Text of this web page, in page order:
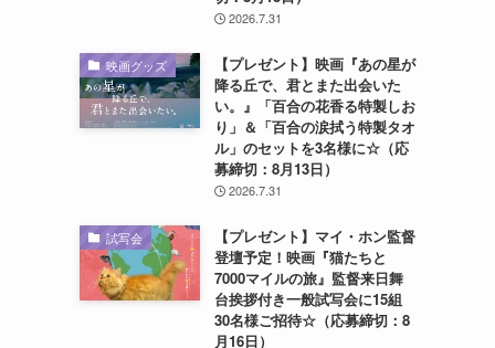
2026.7.31
映画グッズ
【プレゼント】映画『あの星が
降る丘で、君とまた出会いた
い。』「百合の花香る特製しお
り」＆「百合の涙拭う特製タオ
ル」のセットを3名様に☆（応
募締切：8月13日）
2026.7.31
試写会
【プレゼント】マイ・ホン監督
登壇予定！映画『猫たちと
7000マイルの旅』監督来日舞
台挨拶付き一般試写会に15組
30名様ご招待☆（応募締切：8
月16日）